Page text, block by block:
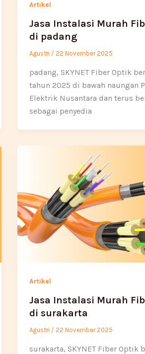
Artikel
Jasa Instalasi Murah
di padang
Agustri /22 November 2025
padang, SKYNET Fiber Optik
tahun 2025 di bawah naungan
Elektrik Nusantara dan terus
sebagai penyedia
Artikel
Jasa Instalasi Murah
di surakarta
Agustri /22 November 2025
surakarta, SKYNET Fiber Optik